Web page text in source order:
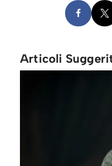
Articoli